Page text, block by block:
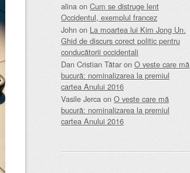
alina on Cum se distruge lent
Occidentul, exemplul francez
John on La moartea lui Kim Jong Un.
Ghid de discurs corect politic pentru
conducătorii occidentali
Dan Cristian Tătar on O veste care mă
bucură: nominalizarea la premiul
cartea Anului 2016
Vasile Jerca on O veste care mă
bucură: nominalizarea la premiul
cartea Anului 2016